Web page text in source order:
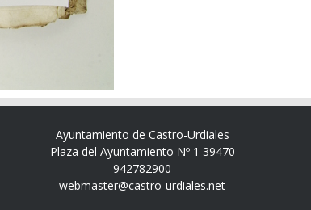
Ayuntamiento de Castro-Urdiales
Plaza del Ayuntamiento Nº 1 39470
942782900
webmaster@castro-urdiales.net